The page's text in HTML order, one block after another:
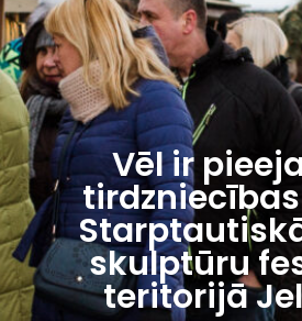
Vēl ir
skulptūru
teritorijā